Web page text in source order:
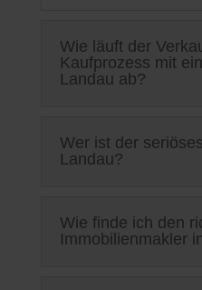
Wie läuft der
Kaufprozess mit
Landau ab?
Wer ist der
Landau?
Wie finde ich den
Immobilienmakler